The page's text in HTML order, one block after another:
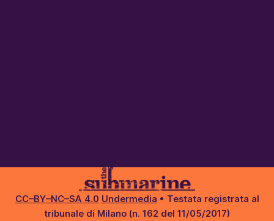
CC–BY–NC–SA 4.0 Undermedia • Testata registrata al
tribunale di Milano (n. 162 del 11/05/2017)